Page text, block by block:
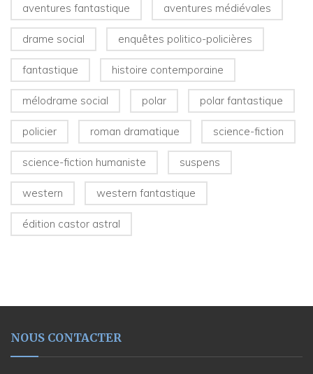
aventures fantastique aventures médiévales
drame social enquêtes politico-policières
fantastique histoire contemporaine
mélodrame social polar polar fantastique
policier roman dramatique science-fiction
science-fiction humaniste suspens
western western fantastique
édition castor astral
NOUS CONTACTER